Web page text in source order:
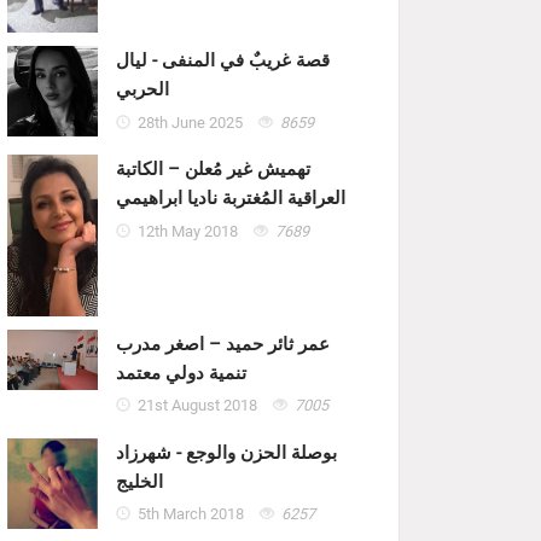
قصة غريبٌ في المنفى - ليال
الحربي
28th June 2025 8659
تهميش غير مُعلن – الكاتبة
العراقية المُغتربة ناديا ابراهيمي
12th May 2018 7689
عمر ثائر حميد – اصغر مدرب
تنمية دولي معتمد
21st August 2018 7005
بوصلة الحزن والوجع - شهرزاد
الخليج
5th March 2018 6257